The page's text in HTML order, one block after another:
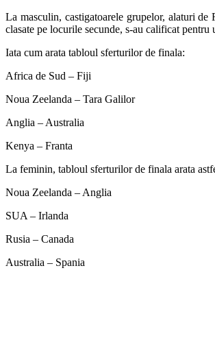
La masculin, castigatoarele grupelor, alaturi de
clasate pe locurile secunde, s-au calificat pentru
Iata cum arata tabloul sferturilor de finala:
Africa de Sud – Fiji
Noua Zeelanda – Tara Galilor
Anglia – Australia
Kenya – Franta
La feminin, tabloul sferturilor de finala arata
Noua Zeelanda – Anglia
SUA – Irlanda
Rusia – Canada
Australia – Spania